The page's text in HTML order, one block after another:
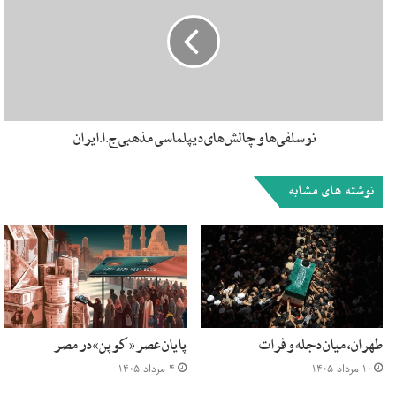
بصره نمی‌تواند، زیرا طبق برآوردهای رسمی، ذخایر اثبات شده نفت
بصره ۶۵ میلیارد بشکه است. برآوردهای غیررسمی نیز این میزان را
جای داده است[۴] .
گذشته از مسئله نفت، موقعیت ترانزیتی بصره هم برای عراق قابل
مشترک دارد. در این بین، مرز با کویت، به کلی در استان بصره
است. گذشته از این، خلیج فارس، این شاهراه حیاتی اقتصاد عراق،
بدون بصره، اتصالی به این کشور نخواهد داشت. به عبارتی دیگر،
عراق بدون بصره، کشوری محصور در خشکی است. ذکر این نکته
ضروری است که پروژه هایی نظیر خط لوله بصره-العقبه، به هیچ
عنوان نمی تواند جای خلیج فارس را در مسیر ترانزیت نفت عراق
بگیرد چون عملیاتی شدن کامل آن زمانبر است و ظرفیت آن هم
نوسلفی‌ها و چالش‌های دیپلماسی مذهبی ج. ا. ایران
نوشته های مشابه
طهران، میان دجله و فرات
۱۰ مرداد ۱۴۰۵
پایان عصر «کوپن» در مصر
۴ مرداد ۱۴۰۵